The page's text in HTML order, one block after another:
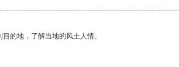
的地，了解当地的风土人情。